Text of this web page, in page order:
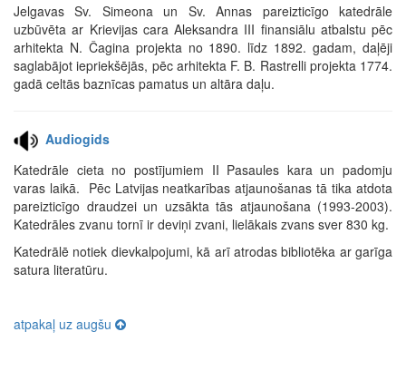
Jelgavas Sv. Simeona un Sv. Annas pareizticīgo katedrāle
uzbūvēta ar Krievijas cara Aleksandra III finansiālu atbalstu pēc
arhitekta N. Čagina projekta no 1890. līdz 1892. gadam, daļēji
saglabājot iepriekšējās, pēc arhitekta F. B. Rastrelli projekta 1774.
gadā celtās baznīcas pamatus un altāra daļu.
Audiogids
Katedrāle cieta no postījumiem II Pasaules kara un padomju
varas laikā. Pēc Latvijas neatkarības atjaunošanas tā tika atdota
pareizticīgo draudzei un uzsākta tās atjaunošana (1993-2003).
Katedrāles zvanu tornī ir deviņi zvani, lielākais zvans sver 830 kg.
Katedrālē notiek dievkalpojumi, kā arī atrodas bibliotēka ar garīga
satura literatūru.
atpakaļ uz augšu